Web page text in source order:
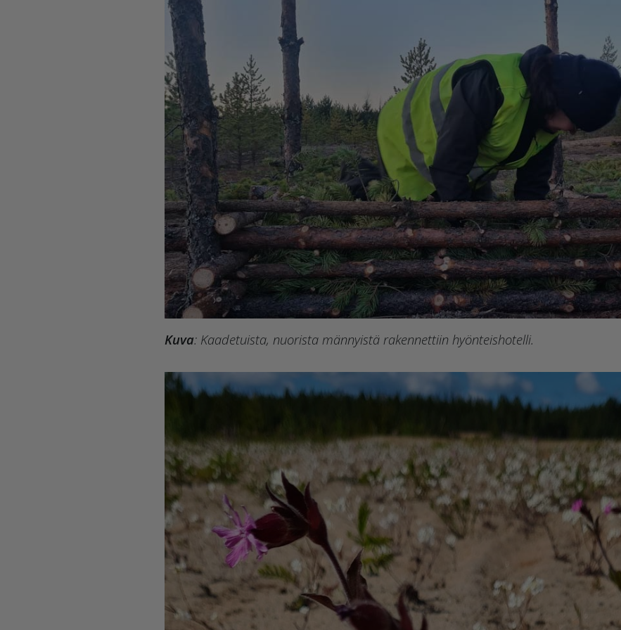
Kuva: Kaadetuista, nuorista männyistä rakennettiin hyönteishotelli.